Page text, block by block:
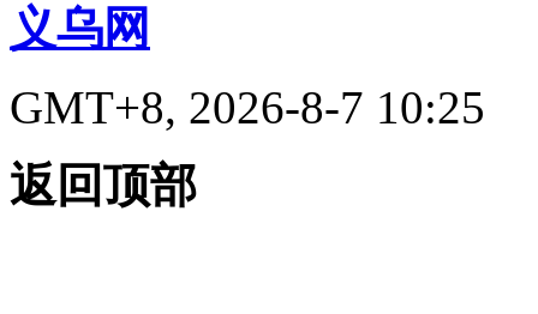
义乌网
GMT+8, 2026-8-7 10:25
返回顶部